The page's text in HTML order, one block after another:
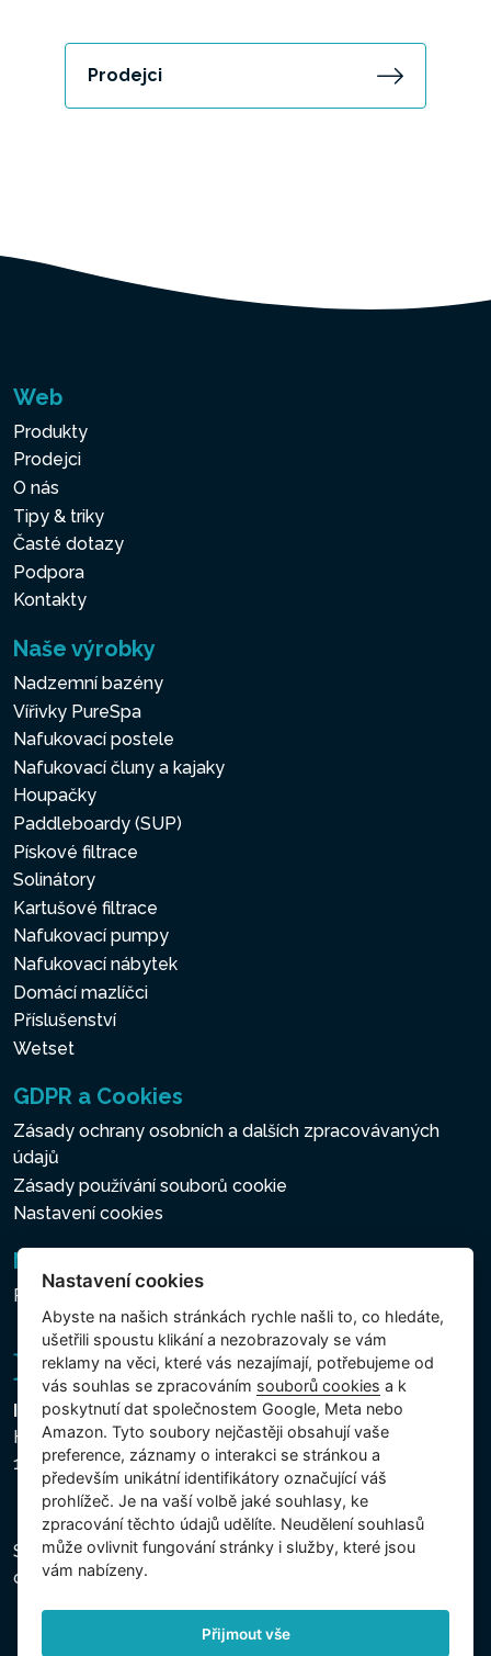
Prodejci
Web
Produkty
Prodejci
O nás
Tipy & triky
Časté dotazy
Podpora
Kontakty
Naše výrobky
Nadzemní bazény
Vířivky PureSpa
Nafukovací postele
Nafukovací čluny a kajaky
Houpačky
Paddleboardy (SUP)
Pískové filtrace
Solinátory
Kartušové filtrace
Nafukovací pumpy
Nafukovací nábytek
Domácí mazlíčci
Příslušenství
Wetset
GDPR a Cookies
Zásady ochrany osobních a dalších zpracovávaných
údajů
Zásady používání souborů cookie
Nastavení cookies
Newsletter
Přihlášení k odběru novinek
Intex Trading, s.r.o.
Hradecká 2526/3
130 00 Praha 3 - Česká republika
Společnost je zapsána u Městského soudu v Praze,
oddíl C, vložka 74759, IČ 26150808, DIČ CZ26150808.
Nastavení cookies
Abyste na našich stránkách rychle našli to, co hledáte,
ušetřili spoustu klikání a nezobrazovaly se vám
reklamy na věci, které vás nezajímají, potřebujeme od
vás souhlas se zpracováním souborů cookies a k
poskytnutí dat společnostem Google, Meta nebo
Amazon. Tyto soubory nejčastěji obsahují vaše
preference, záznamy o interakci se stránkou a
především unikátní identifikátory označující váš
prohlížeč. Je na vaší volbě jaké souhlasy, ke
zpracování těchto údajů udělíte. Neudělení souhlasů
může ovlivnit fungování stránky i služby, které jsou
vám nabízeny.
Přijmout vše